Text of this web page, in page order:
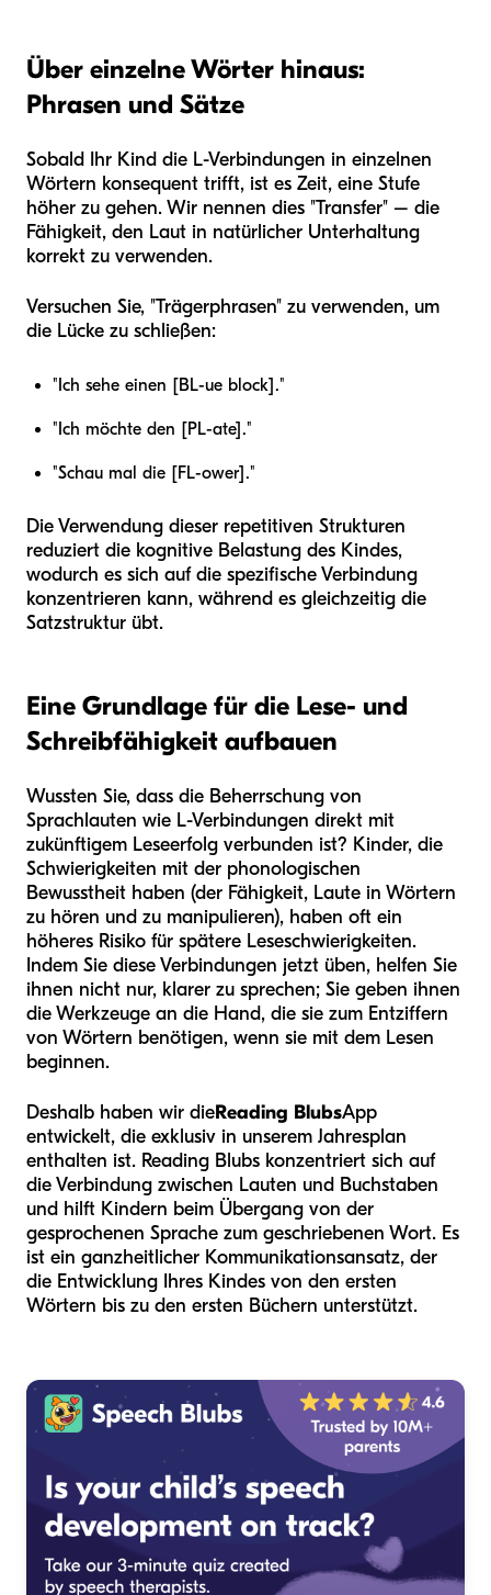
Über einzelne Wörter hinaus:
Phrasen und Sätze
Sobald Ihr Kind die L-Verbindungen in einzelnen
Wörtern konsequent trifft, ist es Zeit, eine Stufe
höher zu gehen. Wir nennen dies "Transfer" – die
Fähigkeit, den Laut in natürlicher Unterhaltung
korrekt zu verwenden.
Versuchen Sie, "Trägerphrasen" zu verwenden, um
die Lücke zu schließen:
"Ich sehe einen [BL-ue block]."
"Ich möchte den [PL-ate]."
"Schau mal die [FL-ower]."
Die Verwendung dieser repetitiven Strukturen
reduziert die kognitive Belastung des Kindes,
wodurch es sich auf die spezifische Verbindung
konzentrieren kann, während es gleichzeitig die
Satzstruktur übt.
Eine Grundlage für die Lese- und
Schreibfähigkeit aufbauen
Wussten Sie, dass die Beherrschung von
Sprachlauten wie L-Verbindungen direkt mit
zukünftigem Leseerfolg verbunden ist? Kinder, die
Schwierigkeiten mit der phonologischen
Bewusstheit haben (der Fähigkeit, Laute in Wörtern
zu hören und zu manipulieren), haben oft ein
höheres Risiko für spätere Leseschwierigkeiten.
Indem Sie diese Verbindungen jetzt üben, helfen Sie
ihnen nicht nur, klarer zu sprechen; Sie geben ihnen
die Werkzeuge an die Hand, die sie zum Entziffern
von Wörtern benötigen, wenn sie mit dem Lesen
beginnen.
Deshalb haben wir dieReading BlubsApp
entwickelt, die exklusiv in unserem Jahresplan
enthalten ist. Reading Blubs konzentriert sich auf
die Verbindung zwischen Lauten und Buchstaben
und hilft Kindern beim Übergang von der
gesprochenen Sprache zum geschriebenen Wort. Es
ist ein ganzheitlicher Kommunikationsansatz, der
die Entwicklung Ihres Kindes von den ersten
Wörtern bis zu den ersten Büchern unterstützt.